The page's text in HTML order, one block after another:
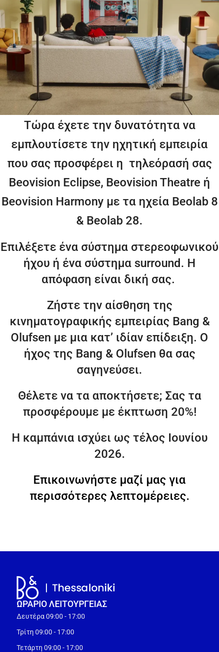
Τώρα έχετε την δυνατότητα να
εμπλουτίσετε την ηχητική εμπειρία
που σας προσφέρει η τηλεόρασή σας
Beovision Eclipse, Beovision Theatre ή
Beovision Harmony με τα ηχεία Beolab 8
& Beolab 28.
Επιλέξετε ένα σύστημα στερεοφωνικού
ήχου ή ένα σύστημα surround. Η
απόφαση είναι δική σας.
Ζήστε την αίσθηση της
κινηματογραφικής εμπειρίας Bang &
Olufsen με μια κατ’ ιδίαν επίδειξη. Ο
ήχος της Bang & Olufsen θα σας
σαγηνεύσει.
Θέλετε να τα αποκτήσετε; Σας τα
προσφέρουμε με έκπτωση 20%!
Η καμπάνια ισχύει ως τέλος Ιουνίου
2026.
Επικοινωνήστε μαζί μας για
περισσότερες λεπτομέρειες.
ΩΡΑΡΙΟ ΛΕΙΤΟΥΡΓEΙΑΣ
Δευτέρα 09:00 - 17:00
Τρίτη 09:00 - 17:00
Τετάρτη 09:00 - 17:00